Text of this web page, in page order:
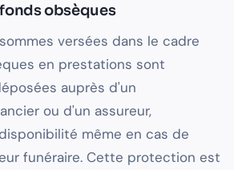
obsèques
versées dans le cadre
en prestations sont
auprès d'un
ou d'un assureur,
même en cas de
funéraire. Cette protection est